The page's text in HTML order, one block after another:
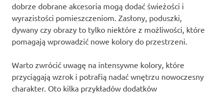
dobrze dobrane akcesoria mogą dodać świeżości i
wyrazistości pomieszczeniom. Zasłony, poduszki,
dywany czy obrazy to tylko niektóre z możliwości, które
pomagają wprowadzić nowe kolory do przestrzeni.
Warto zwrócić uwagę na intensywne kolory, które
przyciągają wzrok i potrafią nadać wnętrzu nowoczesny
charakter. Oto kilka przykładów dodatków